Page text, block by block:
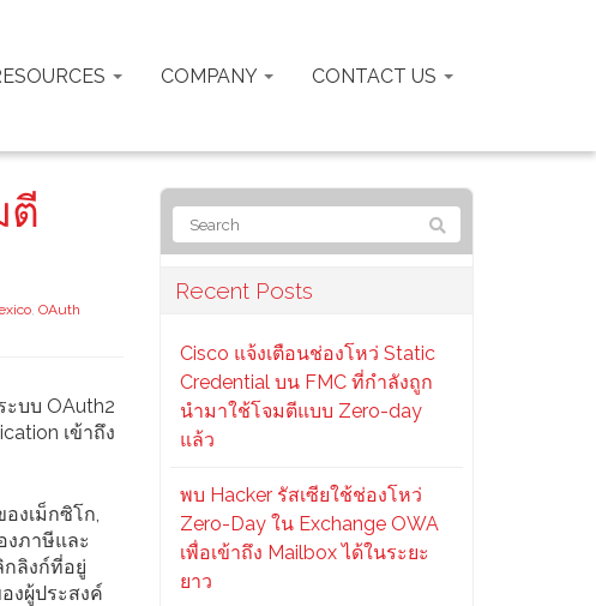
COMPANY CONTACT US
ตี
, OAuth
บบ OAuth2
เข้าถึง
งเม็กซิโก,
งภาษีและ
กลิงก์ที่อยู่
งผู้ประสงค์
Recent Posts
Cisco แจ้งเตือนช่องโหว่ Static
Credential บน FMC ที่กำลังถูก
นำมาใช้โจมตีแบบ Zero-day
แล้ว
พบ Hacker รัสเซียใช้ช่องโหว่
Zero-Day ใน Exchange OWA
เพื่อเข้าถึง Mailbox ได้ในระยะ
ยาว